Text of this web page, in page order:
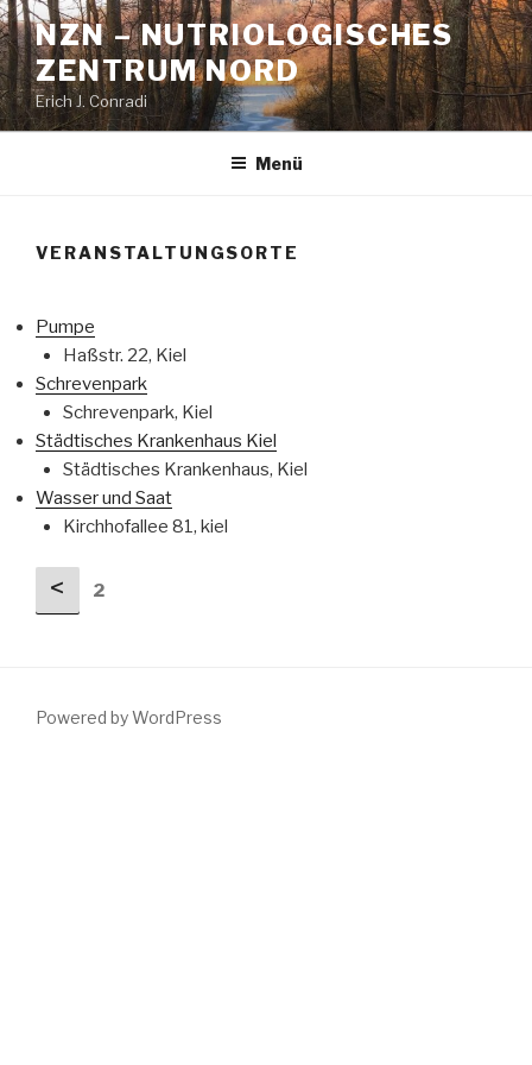
Zum
Inhalt
springen
NZN – NUTRIOLOGISCHES
ZENTRUM NORD
Erich J. Conradi
Menü
VERANSTALTUNGSORTE
Pumpe
Haßstr. 22, Kiel
Schrevenpark
Schrevenpark, Kiel
Städtisches Krankenhaus Kiel
Städtisches Krankenhaus, Kiel
Wasser und Saat
Kirchhofallee 81, kiel
< 2
Powered by WordPress